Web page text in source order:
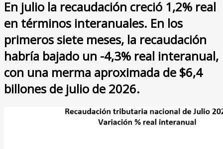
En julio la recaudación creció 1,2% real
en términos interanuales. En los
primeros siete meses, la recaudación
habría bajado un -4,3% real interanual,
con una merma aproximada de $6,4
billones de julio de 2026.